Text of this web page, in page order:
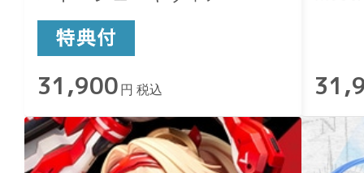
31,900 円 税込